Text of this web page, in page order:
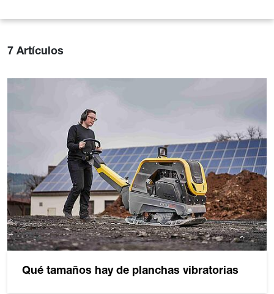
7 Artículos
Qué tamaños hay de planchas vibratorias